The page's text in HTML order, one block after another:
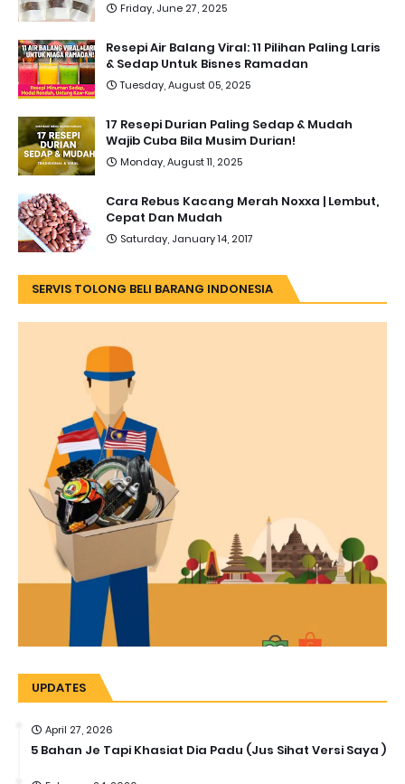
Friday, June 27, 2025
Resepi Air Balang Viral: 11 Pilihan Paling Laris
& Sedap Untuk Bisnes Ramadan
Tuesday, August 05, 2025
17 Resepi Durian Paling Sedap & Mudah
Wajib Cuba Bila Musim Durian!
Monday, August 11, 2025
Cara Rebus Kacang Merah Noxxa | Lembut,
Cepat Dan Mudah
Saturday, January 14, 2017
SERVIS TOLONG BELI BARANG INDONESIA
UPDATES
April 27, 2026
5 Bahan Je Tapi Khasiat Dia Padu (Jus Sihat Versi Saya )